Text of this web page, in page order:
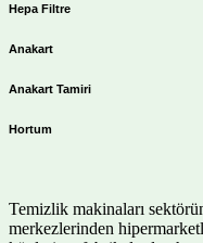
Hepa Filtre
Anakart
Anakart Tamiri
Hortum
Temizlik makinaları
merkezlerinden